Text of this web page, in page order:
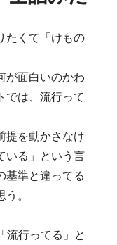
たくて「けもの
が面白いのかわ
では、流行って
提を動かさなけ
いる」という言
基準と違ってる
。
流行ってる」と